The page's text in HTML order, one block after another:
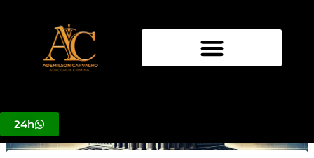
conteúdo
24h